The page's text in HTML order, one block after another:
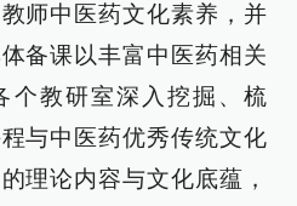
师中医药文化素养，并
备课以丰富中医药相关
个教研室深入挖掘、梳
与中医药优秀传统文化
理论内容与文化底蕴，